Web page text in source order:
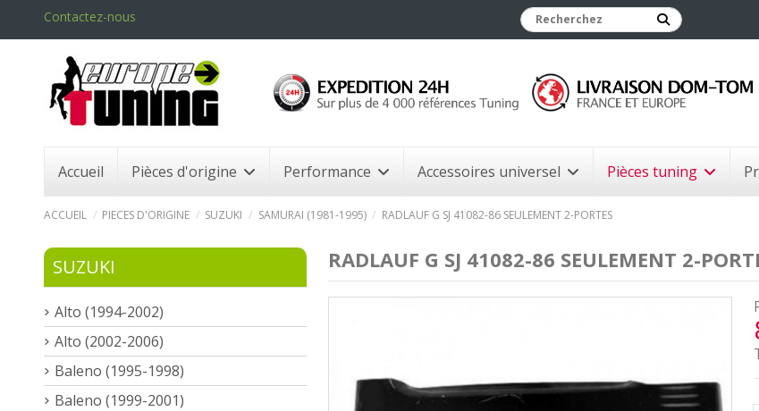
Contactez-nous
Accueil Pièces d'origine Performance Accessoires universel Pièces tuning
ACCUEIL PIECES D'ORIGINE SUZUKI SAMURAI (1981-1995) RADLAUF G SJ 41082-86 SEULEMENT 2-PORTES
RADLAUF G SJ 41082-86 SEULEMENT 2-
SUZUKI
Alto (1994-2002)
Alto (2002-2006)
Baleno (1995-1998)
Baleno (1999-2001)